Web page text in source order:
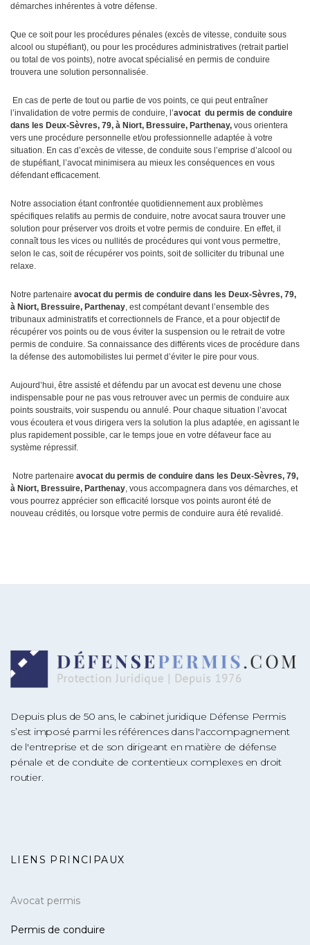
démarches inhérentes à votre défense.
Que ce soit pour les procédures pénales (excès de vitesse, conduite sous
alcool ou stupéfiant), ou pour les procédures administratives (retrait partiel
ou total de vos points), notre avocat spécialisé en permis de conduire
trouvera une solution personnalisée.
En cas de perte de tout ou partie de vos points, ce qui peut entraîner
l’invalidation de votre permis de conduire, l’avocat du permis de conduire
dans les Deux-Sèvres, 79, à Niort, Bressuire, Parthenay, vous orientera
vers une procédure personnelle et/ou professionnelle adaptée à votre
situation. En cas d’excès de vitesse, de conduite sous l’emprise d’alcool ou
de stupéfiant, l’avocat minimisera au mieux les conséquences en vous
défendant efficacement.
Notre association étant confrontée quotidiennement aux problèmes
spécifiques relatifs au permis de conduire, notre avocat saura trouver une
solution pour préserver vos droits et votre permis de conduire. En effet, il
connaît tous les vices ou nullités de procédures qui vont vous permettre,
selon le cas, soit de récupérer vos points, soit de solliciter du tribunal une
relaxe.
Notre partenaire avocat du permis de conduire dans les Deux-Sèvres, 79,
à Niort, Bressuire, Parthenay, est compétant devant l’ensemble des
tribunaux administratifs et correctionnels de France, et a pour objectif de
récupérer vos points ou de vous éviter la suspension ou le retrait de votre
permis de conduire. Sa connaissance des différents vices de procédure dans
la défense des automobilistes lui permet d’éviter le pire pour vous.
Aujourd’hui, être assisté et défendu par un avocat est devenu une chose
indispensable pour ne pas vous retrouver avec un permis de conduire aux
points soustraits, voir suspendu ou annulé. Pour chaque situation l’avocat
vous écoutera et vous dirigera vers la solution la plus adaptée, en agissant le
plus rapidement possible, car le temps joue en votre défaveur face au
système répressif.
Notre partenaire avocat du permis de conduire dans les Deux-Sèvres, 79,
à Niort, Bressuire, Parthenay, vous accompagnera dans vos démarches, et
vous pourrez apprécier son efficacité lorsque vos points auront été de
nouveau crédités, ou lorsque votre permis de conduire aura été revalidé.
Depuis plus de 50 ans, le cabinet juridique Défense Permis
s’est imposé parmi les références dans l'accompagnement
de l'entreprise et de son dirigeant en matière de défense
pénale et de conduite de contentieux complexes en droit
routier.
LIENS PRINCIPAUX
Avocat permis
Permis de conduire